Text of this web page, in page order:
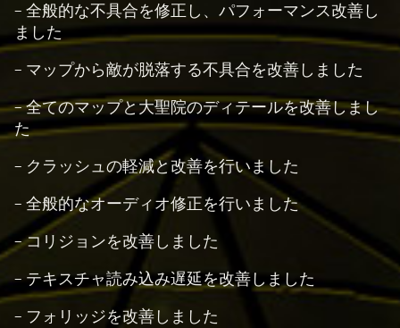
- 全般的な不具合を修正し、パフォーマンス改善し
ました
- マップから敵が脱落する不具合を改善しました
- 全てのマップと大聖院のディテールを改善しまし
た
- クラッシュの軽減と改善を行いました
- 全般的なオーディオ修正を行いました
- コリジョンを改善しました
- テキスチャ読み込み遅延を改善しました
- フォリッジを改善しました